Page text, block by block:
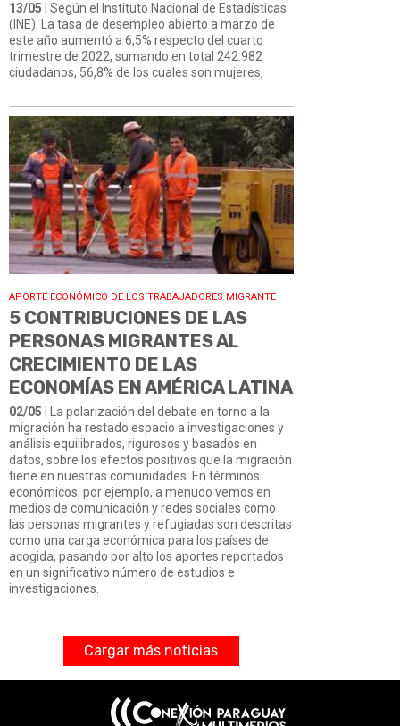
13/05 | Según el Instituto Nacional de Estadísticas
(INE). La tasa de desempleo abierto a marzo de
este año aumentó a 6,5% respecto del cuarto
trimestre de 2022, sumando en total 242.982
ciudadanos, 56,8% de los cuales son mujeres,
APORTE ECONÓMICO DE LOS TRABAJADORES MIGRANTE
5 CONTRIBUCIONES DE LAS
PERSONAS MIGRANTES AL
CRECIMIENTO DE LAS
ECONOMÍAS EN AMÉRICA LATINA
02/05 | La polarización del debate en torno a la
migración ha restado espacio a investigaciones y
análisis equilibrados, rigurosos y basados en
datos, sobre los efectos positivos que la migración
tiene en nuestras comunidades. En términos
económicos, por ejemplo, a menudo vemos en
medios de comunicación y redes sociales como
las personas migrantes y refugiadas son descritas
como una carga económica para los países de
acogida, pasando por alto los aportes reportados
en un significativo número de estudios e
investigaciones.
Cargar más noticias